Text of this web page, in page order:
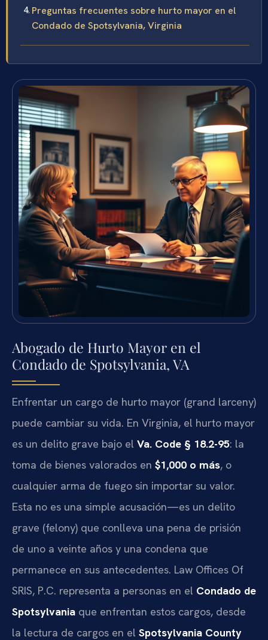
Preguntas frecuentes sobre hurto mayor en el
Condado de Spotsylvania, Virginia
Abogado de Hurto Mayor en el
Condado de Spotsylvania, VA
Enfrentar un cargo de hurto mayor (grand larceny)
puede cambiar su vida. En Virginia, el hurto mayor
es un delito grave bajo el Va. Code § 18.2-95: la
toma de bienes valorados en $1,000 o más, o
cualquier arma de fuego sin importar su valor.
Esta no es una simple acusación—es un delito
grave (felony) que conlleva una pena de prisión
de uno a veinte años y una condena que
permanece en sus antecedentes. Law Offices Of
SRIS, P.C. representa a personas en el Condado de
Spotsylvania que enfrentan estos cargos, desde
la lectura de cargos en el Spotsylvania County